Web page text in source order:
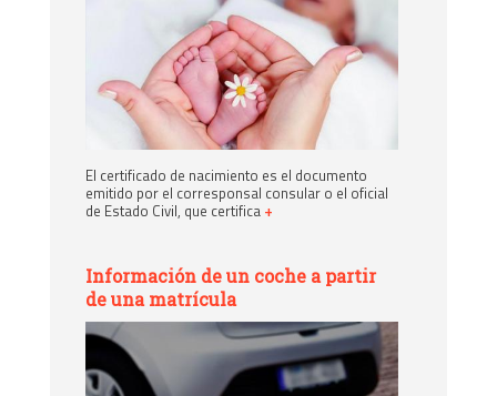
El certificado de nacimiento es el documento
emitido por el corresponsal consular o el oficial
de Estado Civil, que certifica +
Información de un coche a partir
de una matrícula